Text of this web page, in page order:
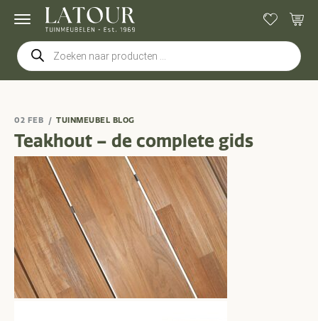
Producten
zoeken
02 FEB TUINMEUBEL BLOG
Teakhout – de complete gids